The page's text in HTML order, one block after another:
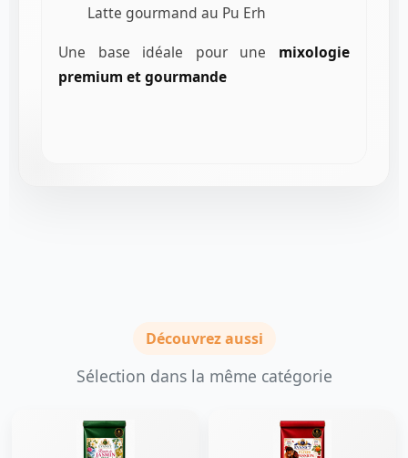
Latte gourmand au Pu Erh
Une base idéale pour une mixologie
premium et gourmande
Découvrez aussi
Sélection dans la même catégorie